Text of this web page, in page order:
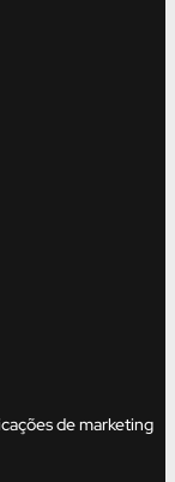
de marketing